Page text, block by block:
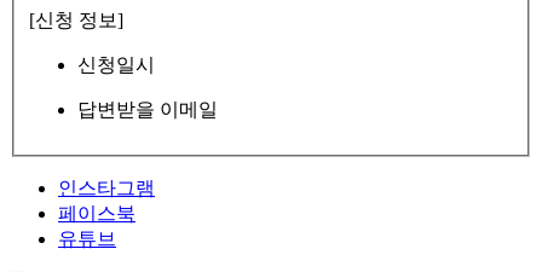
[신청 정보]
신청일시
답변받을 이메일
인스타그램
페이스북
유튜브